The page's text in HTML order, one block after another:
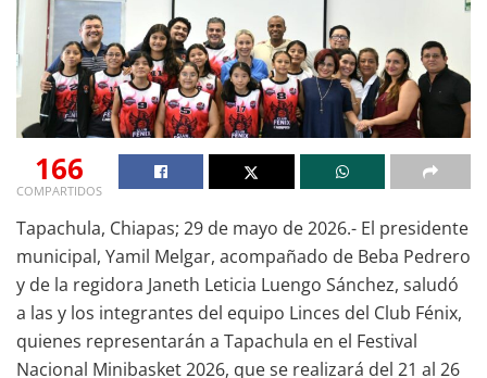
166
COMPARTIDOS
Tapachula, Chiapas; 29 de mayo de 2026.- El presidente
municipal, Yamil Melgar, acompañado de Beba Pedrero
y de la regidora Janeth Leticia Luengo Sánchez, saludó
a las y los integrantes del equipo Linces del Club Fénix,
quienes representarán a Tapachula en el Festival
Nacional Minibasket 2026, que se realizará del 21 al 26